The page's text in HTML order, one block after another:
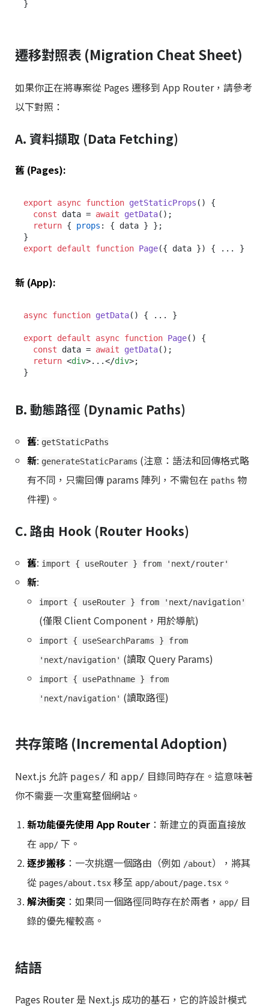
遷移對照表 (Migration Cheat Sheet)
如果你正在將專案從 Pages 遷移到 App Router，請參考
以下對照：
A. 資料擷取 (Data Fetching)
舊 (Pages):
export async function getStaticProps ( ) {
const data = await getData();
return { props : { data } };
export
default function Page({ data }
新 (App):
async function getData( ) { ... }
export default async function Page( ) {
const data = await getData();
return <div>...</div>;
B. 動態路徑 (Dynamic Paths)
舊: getStaticPaths
新: generateStaticParams (注意：語法和回傳格式略
有不同，只需回傳 params 陣列，不需包在 paths 物
件裡)。
C. 路由 Hook (Router Hooks)
舊: import { useRouter } from 'next/router'
新:
import { useRouter } from 'next/navigation'
(僅限 Client Component，用於導航)
import { useSearchParams } from
'next/navigation' (讀取 Query Params)
import { usePathname } from
'next/navigation' (讀取路徑)
共存策略 (Incremental Adoption)
Next.js 允許 pages/ 和 app/ 目錄同時存在。這意味著
你不需要一次重寫整個網站。
新功能優先使用 App Router ：新建立的頁面直接放
在 app/ 下。
逐步搬移 ：一次挑選一個路由（例如 /about），將其
從 pages/about.tsx 移至 app/about/page.tsx 。
解決衝突 ：如果同一個路徑同時存在於兩者， app/ 目
錄的優先權較高。
結語
Pages Router 是 Next.js 成功的基石，它的許設計模式